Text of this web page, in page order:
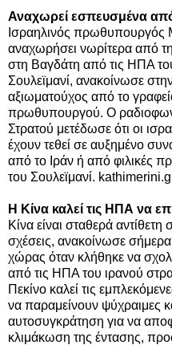
Αναχωρεί εσπευσμένα
Iσραηλινός πρωθυπουργός
αναχωρήσει νωρίτερα από
στη Βαγδάτη από τις ΗΠΑ
Σουλεϊμανί, ανακοίνωσε
αξιωματούχος από το
πρωθυπουργού. Ο
Στρατού μετέδωσε ότι οι
έχουν τεθεί σε αυξημένο
από το Ιράν ή από φιλικές
του Σουλεϊμανί.
Η Κίνα καλεί τις ΗΠΑ να
Κίνα είναι σταθερά αντίθετη
σχέσεις, ανακοίνωσε
χώρας όταν κλήθηκε να
από τις ΗΠΑ του ιρανού
Πεκίνο καλεί τις
να παραμείνουν ψύχραιμες
αυτοσυγκράτηση για να
κλιμάκωση της έντασης,